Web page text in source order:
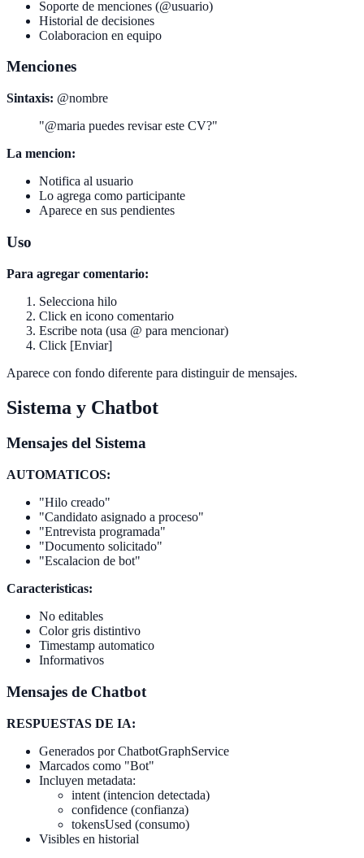
Soporte de menciones (@usuario)
Historial de decisiones
Colaboracion en equipo
Menciones
Sintaxis: @nombre
"@maria puedes revisar este CV?"
La mencion:
Notifica al usuario
Lo agrega como participante
Aparece en sus pendientes
Uso
Para agregar comentario:
Selecciona hilo
Click en icono comentario
Escribe nota (usa @ para mencionar)
Click [Enviar]
Aparece con fondo diferente para distinguir de mensajes.
Sistema y Chatbot
Mensajes del Sistema
AUTOMATICOS:
"Hilo creado"
"Candidato asignado a proceso"
"Entrevista programada"
"Documento solicitado"
"Escalacion de bot"
Caracteristicas:
No editables
Color gris distintivo
Timestamp automatico
Informativos
Mensajes de Chatbot
RESPUESTAS DE IA:
Generados por ChatbotGraphService
Marcados como "Bot"
Incluyen metadata:
intent (intencion detectada)
confidence (confianza)
tokensUsed (consumo)
Visibles en historial